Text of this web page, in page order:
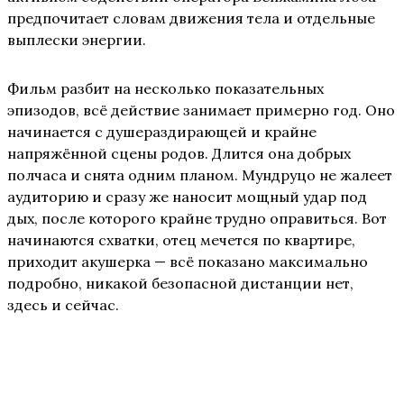
предпочитает словам движения тела и отдельные
выплески энергии.
Фильм разбит на несколько показательных
эпизодов, всё действие занимает примерно год. Оно
начинается с душераздирающей и крайне
напряжённой сцены родов. Длится она добрых
полчаса и снята одним планом. Мундруцо не жалеет
аудиторию и сразу же наносит мощный удар под
дых, после которого крайне трудно оправиться. Вот
начинаются схватки, отец мечется по квартире,
приходит акушерка — всё показано максимально
подробно, никакой безопасной дистанции нет,
здесь и сейчас.